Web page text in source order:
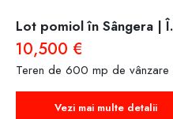
Lot pomiol în Sângera |
10,500 €
Teren de 600 mp de vânzare
Vezi mai multe detalii